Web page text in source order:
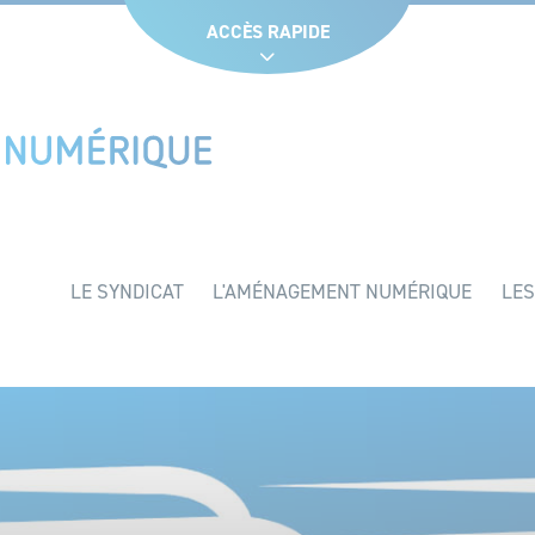
ACCÈS RAPIDE
LE SYNDICAT L'AMÉNAGEMENT NUMÉRIQUE